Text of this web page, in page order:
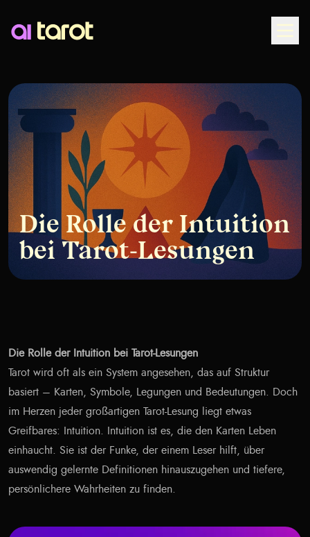
Die Rolle der Intuition
bei Tarot-Lesungen
Die Rolle der Intuition bei Tarot-Lesungen
Tarot wird oft als ein System angesehen, das auf Struktur
basiert – Karten, Symbole, Legungen und Bedeutungen. Doch
im Herzen jeder großartigen Tarot-Lesung liegt etwas
Greifbares: Intuition. Intuition ist es, die den Karten Leben
einhaucht. Sie ist der Funke, der einem Leser hilft, über
auswendig gelernte Definitionen hinauszugehen und tiefere,
persönlichere Wahrheiten zu finden.